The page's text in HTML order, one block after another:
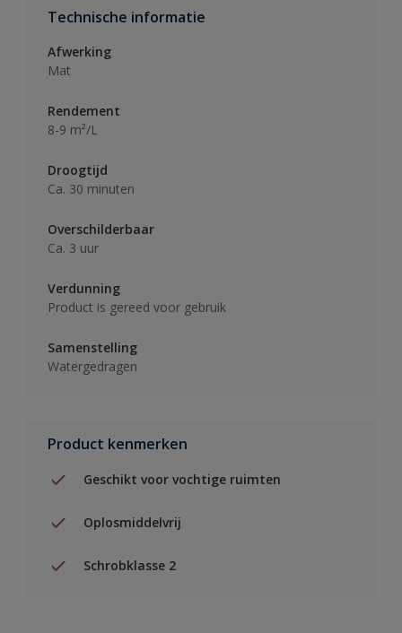
Technische informatie
Afwerking
Mat
Rendement
8-9 m²/L
Droogtijd
Ca. 30 minuten
Overschilderbaar
Ca. 3 uur
Verdunning
Product is gereed voor gebruik
Samenstelling
Watergedragen
Product kenmerken
Geschikt voor vochtige ruimten
Oplosmiddelvrij
Schrobklasse 2